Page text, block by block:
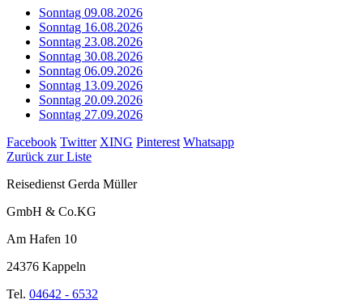
Sonntag 09.08.2026
Sonntag 16.08.2026
Sonntag 23.08.2026
Sonntag 30.08.2026
Sonntag 06.09.2026
Sonntag 13.09.2026
Sonntag 20.09.2026
Sonntag 27.09.2026
Facebook Twitter XING Pinterest Whatsapp
Zurück zur Liste
Reisedienst Gerda Müller
GmbH & Co.KG
Am Hafen 10
24376 Kappeln
Tel. 04642 - 6532